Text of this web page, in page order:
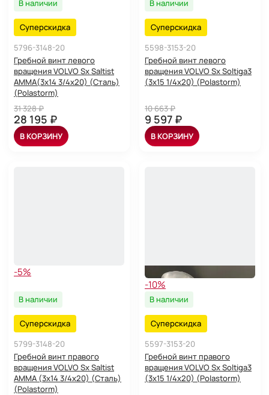
В наличии
Суперскидка
5796-3148-20
Гребной винт левого
вращения VOLVO Sx Saltist
AMMA(3x14 3/4x20) (Сталь)
(Polastorm)
31 328 ₽
28 195 ₽
В КОРЗИНУ
В наличии
Суперскидка
5598-3153-20
Гребной винт левого
вращения VOLVO Sx Soltiga3
(3x15 1/4x20) (Polastorm)
10 663 ₽
9 597 ₽
В КОРЗИНУ
-5%
В наличии
Суперскидка
5799-3148-20
Гребной винт правого
вращения VOLVO Sx Saltist
AMMA (3x14 3/4x20) (Сталь)
(Polastorm)
-10%
В наличии
Суперскидка
5597-3153-20
Гребной винт правого
вращения VOLVO Sx Soltiga3
(3x15 1/4x20) (Polastorm)